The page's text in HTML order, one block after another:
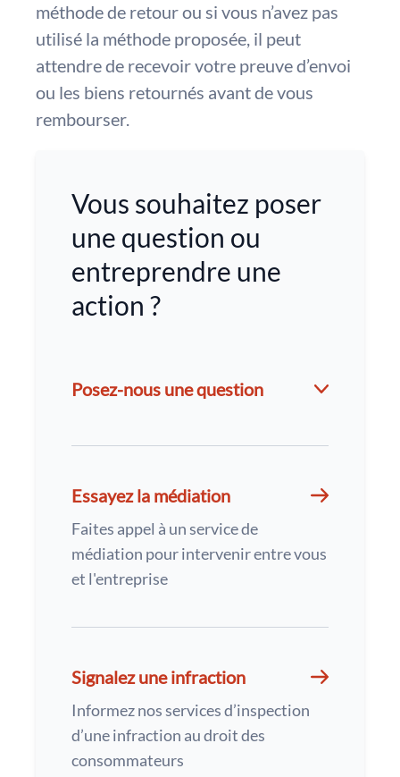
méthode de retour ou si vous n’avez pas
utilisé la méthode proposée, il peut
attendre de recevoir votre preuve d’envoi
ou les biens retournés avant de vous
rembourser.
Vous souhaitez poser
une question ou
entreprendre une
action ?
Posez-nous une question
Essayez la médiation
Faites appel à un service de
médiation pour intervenir entre vous
et l'entreprise
Signalez une infraction
Informez nos services d’inspection
d’une infraction au droit des
consommateurs